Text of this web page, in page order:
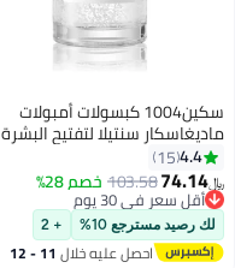
سكين1004 كبسولات أمبولات
ماديغاسكار سنتيلا لتفتيح البشرة
4.4
15
﷼‏74.14
103.58خصم 28%
أقل سعر في 30 يوم
أقل سعر في 30 يوم
لك رصيد مسترجع 10% + 2
احصل عليه خلال 11 - 12